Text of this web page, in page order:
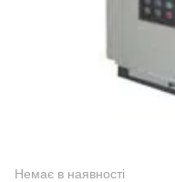
Немає в наявності